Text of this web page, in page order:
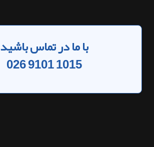
با ما در تماس باشید
026 9101 1015